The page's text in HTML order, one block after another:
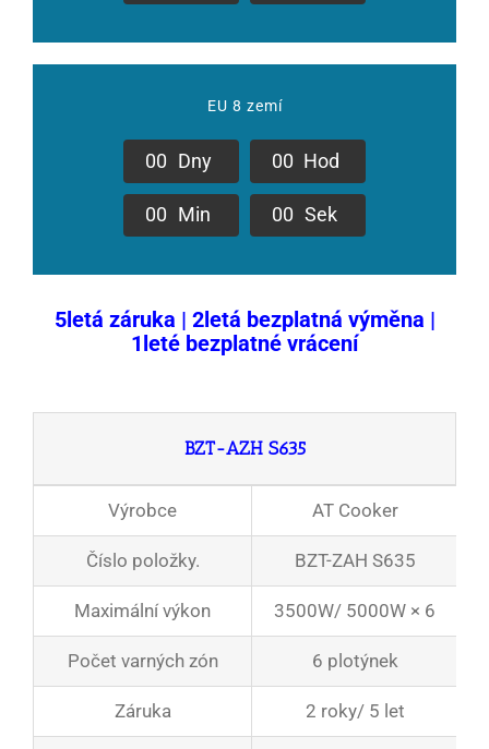
EU 8 zemí
00 Dny 00 Hod
00 Min 00 Sek
5letá záruka | 2letá bezplatná výměna |
1leté bezplatné vrácení
BZT-AZH S635
Výrobce AT Cooker
Číslo položky. BZT-ZAH S635
Maximální výkon 3500W/ 5000W × 6
Počet varných zón 6 plotýnek
Záruka 2 roky/ 5 let